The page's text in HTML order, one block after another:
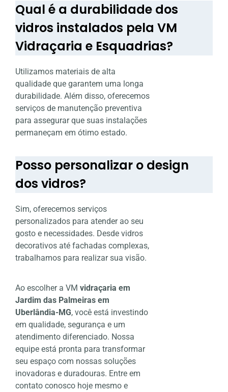
Qual é a durabilidade dos
vidros instalados pela VM
Vidraçaria e Esquadrias?
Utilizamos materiais de alta
qualidade que garantem uma longa
durabilidade. Além disso, oferecemos
serviços de manutenção preventiva
para assegurar que suas instalações
permaneçam em ótimo estado.
Posso personalizar o design
dos vidros?
Sim, oferecemos serviços
personalizados para atender ao seu
gosto e necessidades. Desde vidros
decorativos até fachadas complexas,
trabalhamos para realizar sua visão.
Ao escolher a VM vidraçaria em
Jardim das Palmeiras em
Uberlândia-MG, você está investindo
em qualidade, segurança e um
atendimento diferenciado. Nossa
equipe está pronta para transformar
seu espaço com nossas soluções
inovadoras e duradouras. Entre em
contato conosco hoje mesmo e